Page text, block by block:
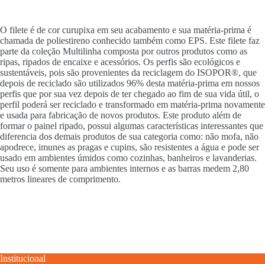
O filete é de cor curupixa em seu acabamento e sua matéria-prima é
chamada de poliestireno conhecido também como EPS. Este filete faz
parte da coleção Multilinha composta por outros produtos como as
ripas, ripados de encaixe e acessórios. Os perfis são ecológicos e
sustentáveis, pois são provenientes da reciclagem do ISOPOR®, que
depois de reciclado são utilizados 96% desta matéria-prima em nossos
perfis que por sua vez depois de ter chegado ao fim de sua vida útil, o
perfil poderá ser reciclado e transformado em matéria-prima novamente
e usada para fabricação de novos produtos. Este produto além de
formar o painel ripado, possui algumas características interessantes que
diferencia dos demais produtos de sua categoria como: não mofa, não
apodrece, imunes as pragas e cupins, são resistentes a água e pode ser
usado em ambientes úmidos como cozinhas, banheiros e lavanderias.
Seu uso é somente para ambientes internos e as barras medem 2,80
metros lineares de comprimento.
Institucional